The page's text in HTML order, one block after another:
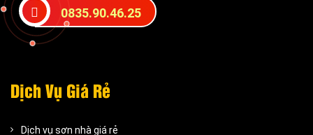
Dịch Vụ Giá Rẻ
Dịch vụ sơn nhà giá rẻ
0835.90.46.25